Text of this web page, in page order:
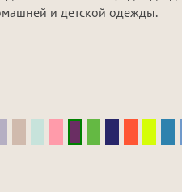
и детской одежды.